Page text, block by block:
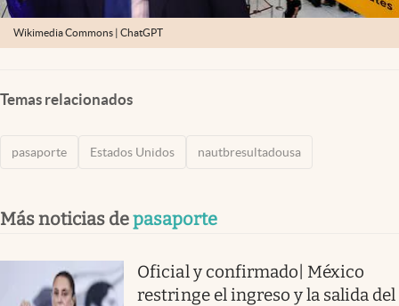
Wikimedia Commons | ChatGPT
Temas relacionados
pasaporte Estados Unidos nautbresultadousa
Más noticias depasaporte
Oficial y confirmado| México
restringe el ingreso y la salida del